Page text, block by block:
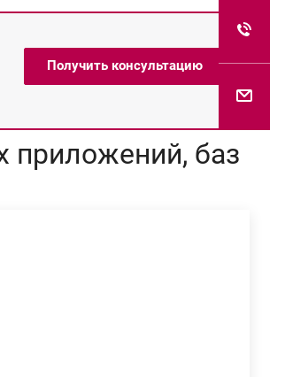
Получить консультацию
приложений, баз